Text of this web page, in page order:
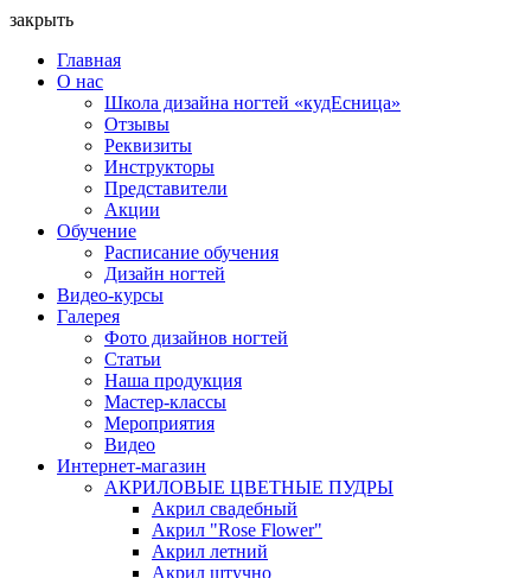
закрыть
Главная
О нас
Школа дизайна ногтей «кудЕсница»
Отзывы
Реквизиты
Инструкторы
Представители
Акции
Обучение
Расписание обучения
Дизайн ногтей
Видео-курсы
Галерея
Фото дизайнов ногтей
Статьи
Наша продукция
Мастер-классы
Мероприятия
Видео
Интернет-магазин
АКРИЛОВЫЕ ЦВЕТНЫЕ ПУДРЫ
Акрил свадебный
Акрил "Rose Flower"
Акрил летний
Акрил штучно